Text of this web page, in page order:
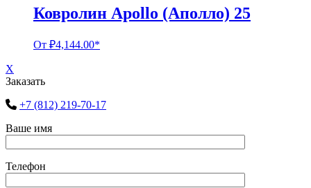
Ковролин Apollo (Аполло) 25
От ₽4,144.00*
X
Заказать
+7 (812) 219-70-17
Ваше имя
Телефон